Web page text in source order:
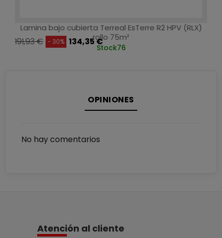
Lamina bajo cubierta Terreal EsTerre R2 HPV (RLX)
rollo 75m²
191,93 € - 30% 134,35 €
Stock76
OPINIONES
No hay comentarios
Atención al cliente